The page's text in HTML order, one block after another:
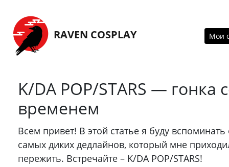
Перейти на главную страницу
RAVEN COSPLAY
Мои
K/DA POP/STARS — гонка
временем
Всем привет! В этой статье я буду
самых диких дедлайнов, который мне
пережить. Встречайте – K/DA POP/STARS!